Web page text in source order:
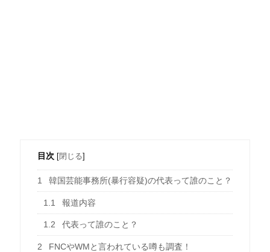
目次 [閉じる]
1 韓国芸能事務所(暴行容疑)の代表って誰のこと？
1.1 報道内容
1.2 代表って誰のこと？
2 FNCやWMと言われている噂も調査！